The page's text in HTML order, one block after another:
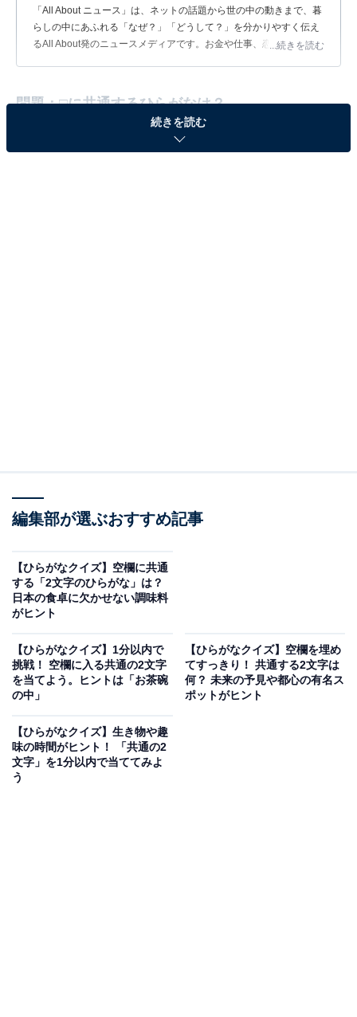
「All About ニュース」は、ネットの話題から世の中の動きまで、暮
らしの中にあふれる「なぜ？」「どうして？」を分かりやすく伝え
るAll About発のニュースメディアです。お金や仕事、恋愛、ITに関
...続きを読む
問題：□に共通するひらがなは？
□□うま
ヒント：服の襟の付け根から裾までの長さ。感情が高ぶ
ったときや勢いをつけるときに発する大きな声。そし
て、2本の棒に足場をつけ、それに乗って歩く昔ながら
正解を見る
続きを読む
編集部が選ぶおすすめ記事
【ひらがなクイズ】空欄に共通
する「2文字のひらがな」は？
日本の食卓に欠かせない調味料
がヒント
【ひらがなクイズ】1分以内で
挑戦！ 空欄に入る共通の2文字
を当てよう。ヒントは「お茶碗
の中」
【ひらがなクイズ】空欄を埋め
てすっきり！ 共通する2文字は
何？ 未来の予見や都心の有名ス
ポットがヒント
【ひらがなクイズ】生き物や趣
味の時間がヒント！ 「共通の2
文字」を1分以内で当ててみよ
う